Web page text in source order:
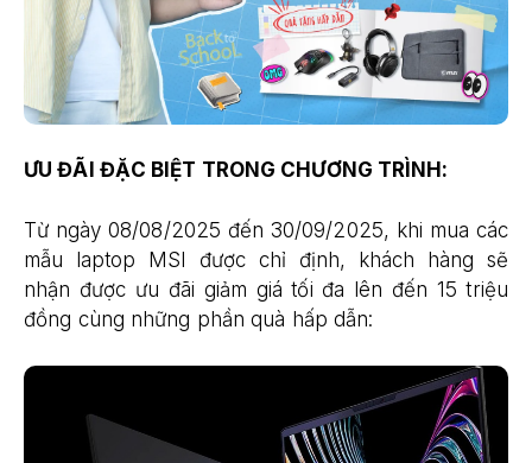
ƯU ĐÃI ĐẶC BIỆT TRONG CHƯƠNG TRÌNH:
Từ ngày 08/08/2025 đến 30/09/2025, khi mua các
mẫu laptop MSI được chỉ định, khách hàng sẽ
nhận được ưu đãi giảm giá tối đa lên đến 15 triệu
đồng cùng những phần quà hấp dẫn: